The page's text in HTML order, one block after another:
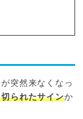
突然来なくなっ
られたサインか